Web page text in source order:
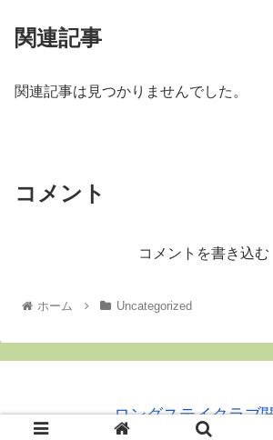
関連記事
関連記事は見つかりませんでした。
コメント
コメントを書き込む
ホーム Uncategorized
ロングステイクラブ